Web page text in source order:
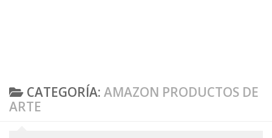
CATEGORÍA: AMAZON PRODUCTOS DE
ARTE